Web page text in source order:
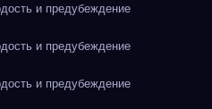
и предубеждение
и предубеждение
и предубеждение